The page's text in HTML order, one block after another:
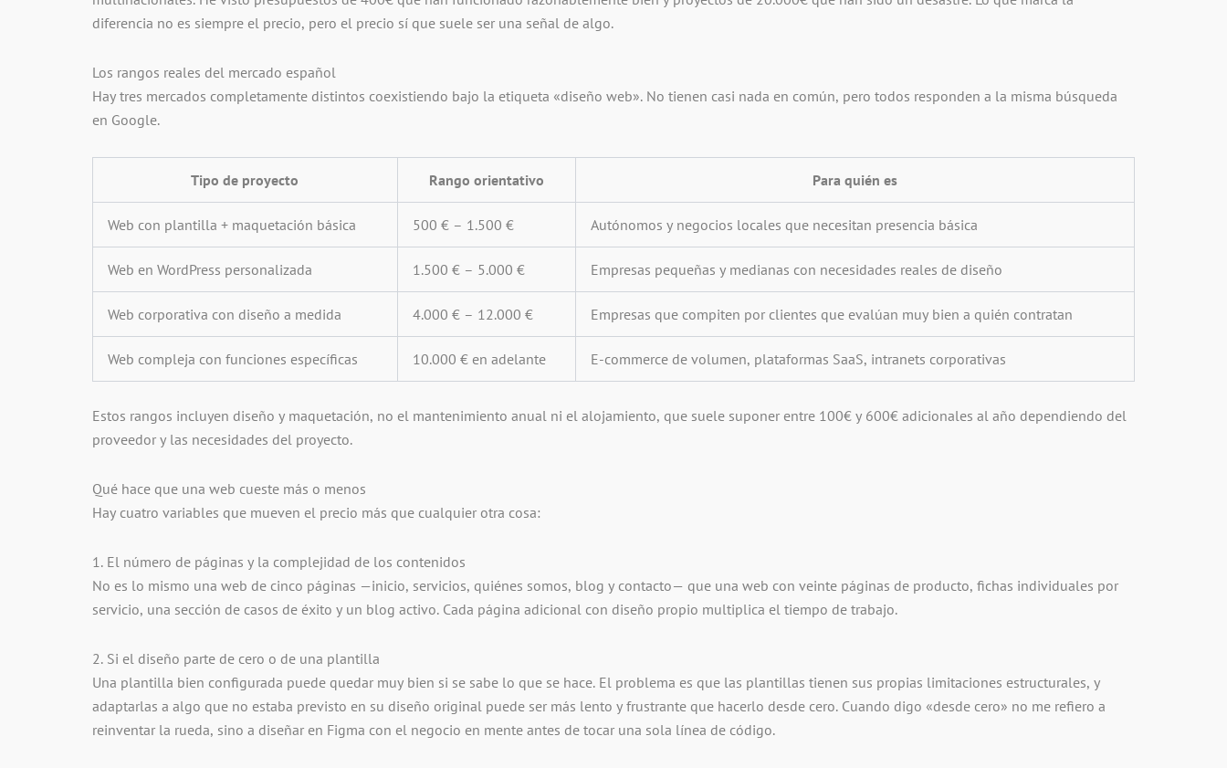
diferencia no es siempre el precio, pero el precio sí que suele ser una señal de algo.
Los rangos reales del mercado español
Hay tres mercados completamente distintos coexistiendo bajo la etiqueta «diseño web». No tienen casi nada en común, pero todos responden a la misma búsqueda
en Google.
Tipo de proyecto Rango orientativo Para quién es
Web con plantilla + maquetación básica 500 € – 1.500 € Autónomos y negocios locales que necesitan presencia básica
Web en WordPress personalizada 1.500 € – 5.000 € Empresas pequeñas y medianas con necesidades reales de diseño
Web corporativa con diseño a medida 4.000 € – 12.000 € Empresas que compiten por clientes que evalúan muy bien a quién contratan
Web compleja con funciones específicas 10.000 € en adelante E-commerce de volumen, plataformas SaaS, intranets corporativas
Estos rangos incluyen diseño y maquetación, no el mantenimiento anual ni el alojamiento, que suele suponer entre 100€ y 600€ adicionales al año dependiendo del
proveedor y las necesidades del proyecto.
Qué hace que una web cueste más o menos
Hay cuatro variables que mueven el precio más que cualquier otra cosa:
1. El número de páginas y la complejidad de los contenidos
No es lo mismo una web de cinco páginas —inicio, servicios, quiénes somos, blog y contacto— que una web con veinte páginas de producto, fichas individuales por
servicio, una sección de casos de éxito y un blog activo. Cada página adicional con diseño propio multiplica el tiempo de trabajo.
2. Si el diseño parte de cero o de una plantilla
Una plantilla bien configurada puede quedar muy bien si se sabe lo que se hace. El problema es que las plantillas tienen sus propias limitaciones estructurales, y
adaptarlas a algo que no estaba previsto en su diseño original puede ser más lento y frustrante que hacerlo desde cero. Cuando digo «desde cero» no me refiero a
reinventar la rueda, sino a diseñar en Figma con el negocio en mente antes de tocar una sola línea de código.